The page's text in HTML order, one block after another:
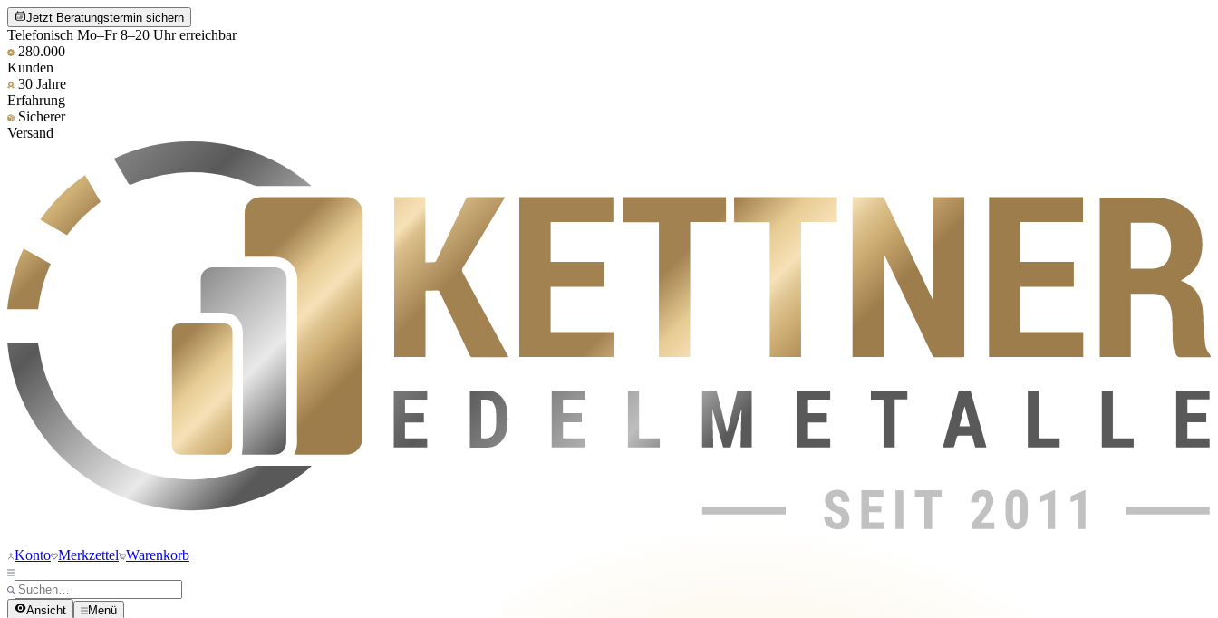
Jetzt Beratungstermin sichern
Telefonisch Mo–Fr 8–20 Uhr erreichbar
280.000
Kunden
30 Jahre
Erfahrung
Sicherer
Versand
Konto Merkzettel Warenkorb
Ansicht Menü